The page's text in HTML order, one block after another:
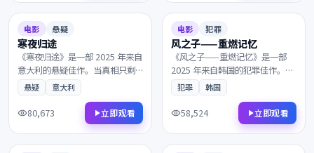
8.4
电影 悬疑
寒夜归途
《寒夜归途》是一部 2025 年来自
意大利的悬疑佳作。当真相只剩
一线之隔，理想与现实在一次次
抉择中互相拉扯。凭借出色的剧
本与表演获得多项国际奖项提
名，影迷不容错过。
悬疑 意大利
80,673 立即观看
8.4
电影 犯罪
风之子——重燃记忆
《风之子——重燃记忆》是一部
2025 年来自韩国的犯罪佳作。从
一封迟到的信件开始，一封匿名
信打乱了原本平静的生活。镜头
语言细腻动人，配乐与画面相得
益彰，影迷不容错过。
犯罪 韩国
58,524 立即观看